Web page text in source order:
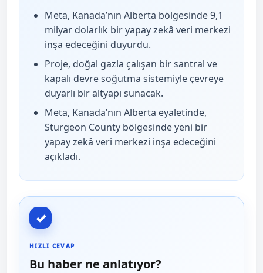
Meta, Kanada’nın Alberta bölgesinde 9,1
milyar dolarlık bir yapay zekâ veri merkezi
inşa edeceğini duyurdu.
Proje, doğal gazla çalışan bir santral ve
kapalı devre soğutma sistemiyle çevreye
duyarlı bir altyapı sunacak.
Meta, Kanada’nın Alberta eyaletinde,
Sturgeon County bölgesinde yeni bir
yapay zekâ veri merkezi inşa edeceğini
açıkladı.
✓
HIZLI CEVAP
Bu haber ne anlatıyor?